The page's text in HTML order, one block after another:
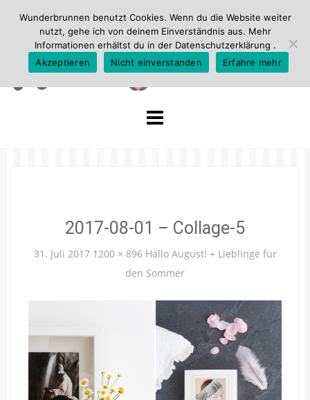
2017-08-01 – Collage-5
31. Juli 2017 1200 × 896 Hallo August! + Lieblinge für
den Sommer
Wunderbrunnen benutzt Cookies. Wenn du die Website weiter
nutzt, gehe ich von deinem Einverständnis aus. Mehr
Informationen erhältst du in der Datenschutzerklärung .
Akzeptieren
Nicht einverstanden Erfahre mehr